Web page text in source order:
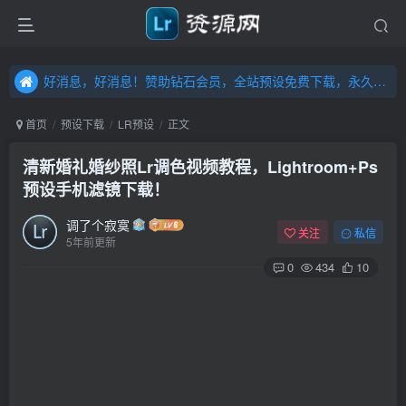
好消息，好消息！赞助钻石会员，全站预设免费下载，永久钻石会员，”送“万元超值资源，内容丰富，容量高达20T，不断更新！点击进入……
好消息，好消息！赞助钻石会员，全站预设免费下载，永久钻石会员，”送“万元超值资源，内容丰富，容量高达20T，不断更新！点击进入……
首页 预设下载 LR预设 正文
清新婚礼婚纱照Lr调色视频教程，Lightroom+Ps
预设手机滤镜下载！
调了个寂寞
5年前更新
关注 私信
0 434 10